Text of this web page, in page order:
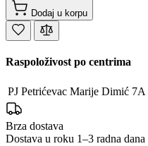
Dodaj u korpu
Raspoloživost po centrima
PJ Petrićevac Marije Dimić 7A
Brza dostava
Dostava u roku 1–3 radna dana